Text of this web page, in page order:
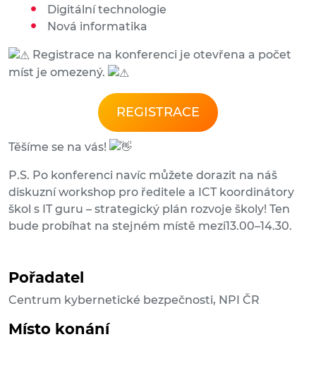
Digitální technologie
Nová informatika
Registrace na konferenci je otevřena a počet
míst je omezený.
REGISTRACE
Těšíme se na vás!
P.S. Po konferenci navíc můžete dorazit na náš
diskuzní workshop pro ředitele a ICT koordinátory
škol s IT guru – strategický plán rozvoje školy! Ten
bude probíhat na stejném místě mezi13.00–14.30.
Pořadatel
Centrum kybernetické bezpečnosti, NPI ČR
Místo konání